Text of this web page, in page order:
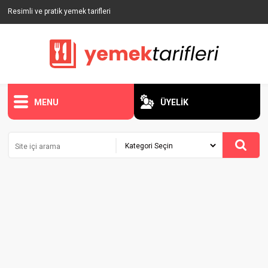
Resimli ve pratik yemek tarifleri
MENU ÜYELİK